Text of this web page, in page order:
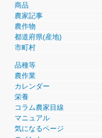
商品
農家記事
農作物
都道府県(産地)
市町村
品種等
農作業
カレンダー
栄養
コラム農家目線
マニュアル
気になるページ